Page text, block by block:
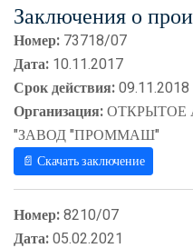
Заключения о
Номер: 73718/07
Дата: 10.11.2017
Срок действия:09.11.2018
Организация:ОТКРЫТОЕ
"ЗАВОД "ПРОММАШ"
📄 Скачать заключение
Номер:8210/07
Дата:05.02.2021